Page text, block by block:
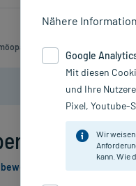
/ Einzelmittel
& PlusHerzen sichern
Nähere
Google
Mit diesen
und Ihre
Pixel, Youtube-
Wir
kann. Wie